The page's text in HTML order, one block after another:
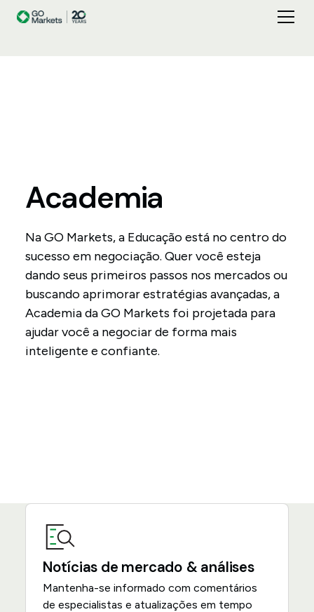
Academia
Na GO Markets, a Educação está no centro do
sucesso em negociação. Quer você esteja
dando seus primeiros passos nos mercados ou
buscando aprimorar estratégias avançadas, a
Academia da GO Markets foi projetada para
ajudar você a negociar de forma mais
inteligente e confiante.
Notícias de mercado & análises
Mantenha-se informado com comentários
de especialistas e atualizações em tempo